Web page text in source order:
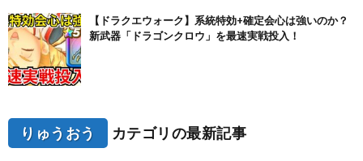
【ドラクエウォーク】系統特効+確定会心は強いのか？
新武器「ドラゴンクロウ」を最速実戦投入！
りゅうおう カテゴリの最新記事